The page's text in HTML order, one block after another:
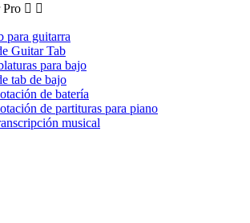
Pro  
para guitarra
Guitar Tab
para bajo
tab de bajo
de batería
de partituras para piano
musical